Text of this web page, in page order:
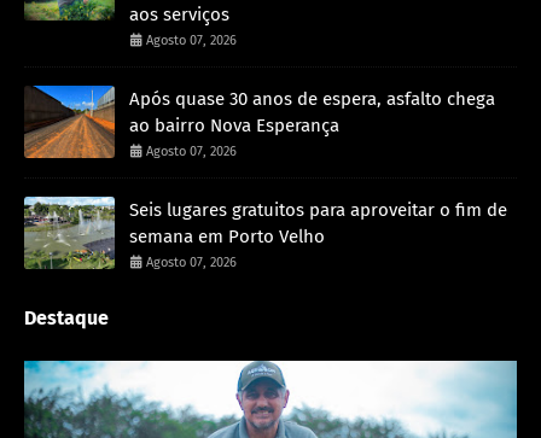
aos serviços
Agosto 07, 2026
Após quase 30 anos de espera, asfalto chega
ao bairro Nova Esperança
Agosto 07, 2026
Seis lugares gratuitos para aproveitar o fim de
semana em Porto Velho
Agosto 07, 2026
Destaque